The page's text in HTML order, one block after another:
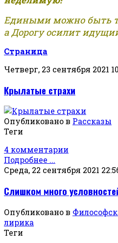
Едиными можно быть
а Дорогу осилит
Страница
Четверг, 23 сентября 2021
Крылатые страхи
Опубликовано в Рассказы
Теги
4 комментарии
Подробнее ...
Среда, 22 сентября 2021
Слишком много
Опубликовано в
лирика
Теги